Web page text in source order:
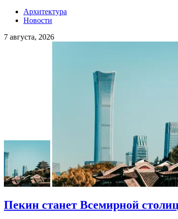
Архитектура
Новости
7 августа, 2026
Пекин станет Всемирной